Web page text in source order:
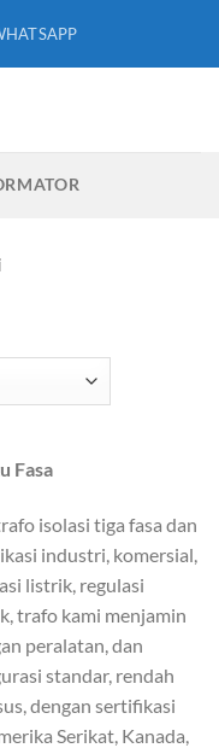
Fasa
isolasi tiga fasa dan
industri, komersial,
listrik, regulasi
trafo kami menjamin
peralatan, dan
standar, rendah
dengan sertifikasi
Serikat, Kanada,